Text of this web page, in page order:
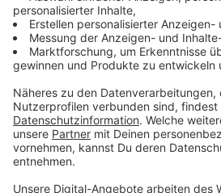
Weitere Infos und Links zum
Anzeige
So berichtet T-online über die
Auch RP online berichtet
Hier können Vodafone-Kunden